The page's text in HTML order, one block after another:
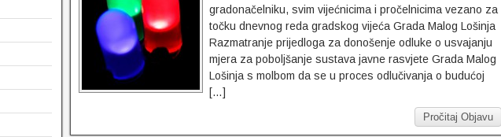
gradonačelniku, svim vijećnicima i pročelnicima vezano za
točku dnevnog reda gradskog vijeća Grada Malog Lošinja
Razmatranje prijedloga za donošenje odluke o usvajanju
mjera za poboljšanje sustava javne rasvjete Grada Malog
Lošinja s molbom da se u proces odlučivanja o budućoj
[…]
Pročitaj Objavu